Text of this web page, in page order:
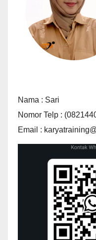
Nama : Sari
Nomor Telp :
Email :